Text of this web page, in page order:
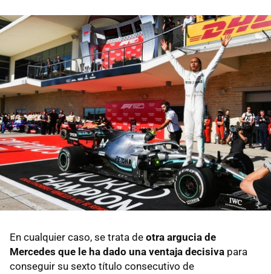
En cualquier caso, se trata de otra argucia de
Mercedes que le ha dado una ventaja decisiva para
conseguir su sexto título consecutivo de